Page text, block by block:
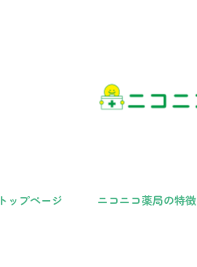
トップページ ニコニコ薬局の特徴